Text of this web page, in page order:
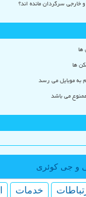
خارجی سرگردان مانده اند؟
ها
به موبایل می رسد
می باشد
و جی كوئری
خدمات